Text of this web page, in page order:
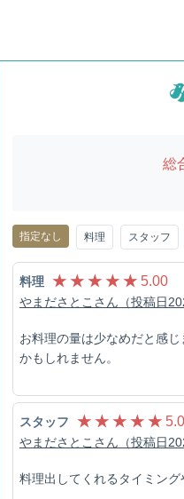
総
指定なし 料理 スタッフ
料理 ★ ★ ★ ★ ★ 5.00
やまださとこさん（投稿日
お料理の量は少なめだと感
かもしれません。
スタッフ ★ ★ ★ ★ ★
やまださとこさん（投稿日
料理出してくれるタイミング